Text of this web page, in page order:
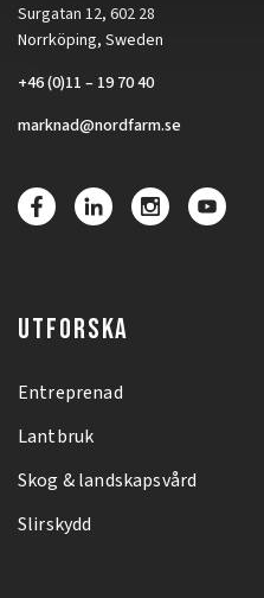
Surgatan 12, 602 28
Norrköping, Sweden
+46 (0)11 – 19 70 40
marknad@nordfarm.se
UTFORSKA
Entreprenad
Lantbruk
Skog & landskapsvård
Slirskydd